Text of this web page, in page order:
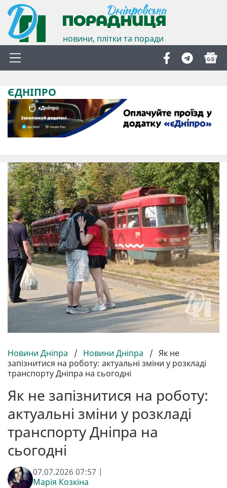
новини, плітки та поради
ЄДНІПРО
Новини Дніпра / Новини Дніпра / Як не
запізнитися на роботу: актуальні зміни у розкладі
транспорту Дніпра на сьогодні
Як не запізнитися на роботу:
актуальні зміни у розкладі
транспорту Дніпра на
сьогодні
07.07.2026 07:57 |
Марія Козкіна